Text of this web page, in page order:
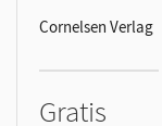
Cornelsen Verlag
Gratis